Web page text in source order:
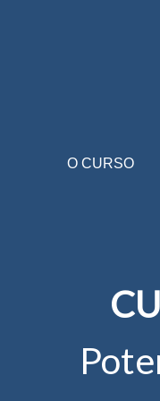
O CURSO